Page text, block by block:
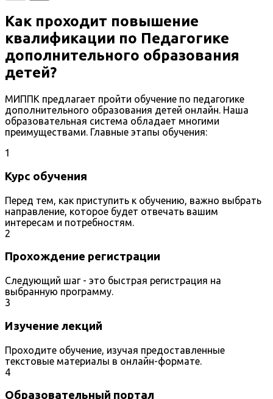
Как проходит повышение
квалификации по Педагогике
дополнительного образования
детей?
МИППК предлагает пройти обучение по педагогике
дополнительного образования детей онлайн. Наша
образовательная система обладает многими
преимуществами. Главные этапы обучения:
1
Курс обучения
Перед тем, как приступить к обучению, важно выбрать
направление, которое будет отвечать вашим
интересам и потребностям.
2
Прохождение регистрации
Следующий шаг - это быстрая регистрация на
выбранную программу.
3
Изучение лекций
Проходите обучение, изучая предоставленные
текстовые материалы в онлайн-формате.
4
Образовательный портал